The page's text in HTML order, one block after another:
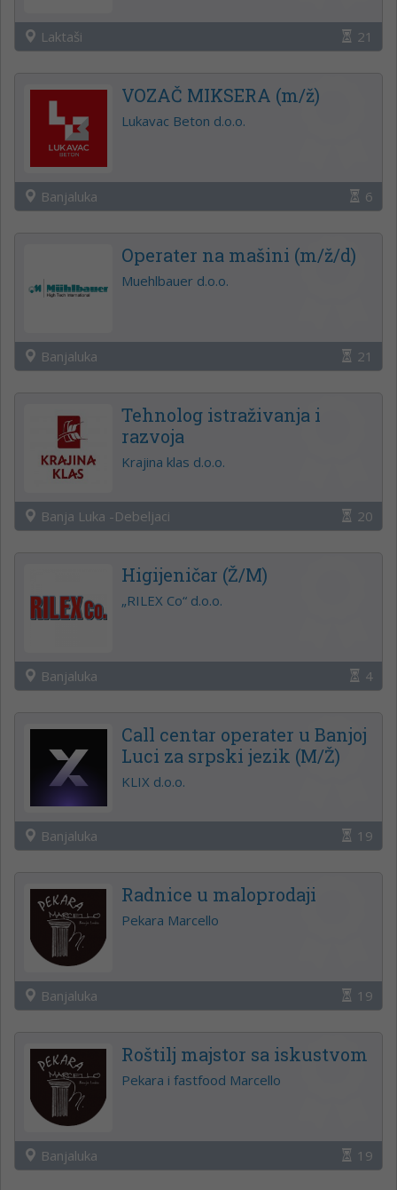
Laktaši 21
VOZAČ MIKSERA (m/ž)
Lukavac Beton d.o.o.
Banjaluka 6
Operater na mašini (m/ž/d)
Muehlbauer d.o.o.
Banjaluka 21
Tehnolog istraživanja i
razvoja
Krajina klas d.o.o.
Banja Luka -Debeljaci 20
Higijeničar (Ž/M)
„RILEX Co“ d.o.o.
Banjaluka 4
Call centar operater u Banjoj
Luci za srpski jezik (M/Ž)
KLIX d.o.o.
Banjaluka 19
Radnice u maloprodaji
Pekara Marcello
Banjaluka 19
Roštilj majstor sa iskustvom
Pekara i fastfood Marcello
Banjaluka 19